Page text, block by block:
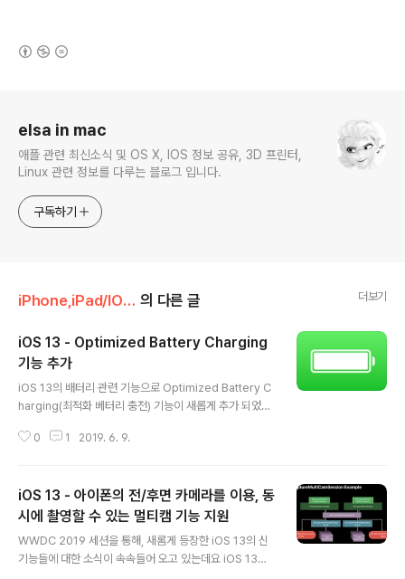
elsa in mac
애플 관련 최신소식 및 OS X, IOS 정보 공유, 3D 프린터,
Linux 관련 정보를 다루는 블로그 입니다.
구독하기
iPhone,iPad/IOS , iPadOS 13 의 다른 글 더보기
iOS 13 - Optimized Battery Charging
기능 추가
iOS 13의 배터리 관련 기능으로 Optimized Battery C
harging(최적화 베터리 충전) 기능이 새롭게 추가 되었습
충전 패턴을 학습하고, 배터리 수명을 개선하기 위해 아시
까지 최대한 빨리 충전하는 급속충전 방식을 따르고, 나머
지 20%는 세류 충전이라고 해서 천천히 미세하게 충전하
여 100% 충전을 하는 방식을 사용합니다. 소위 80:20 R
ule 이라는 것이죠. 리튬이온 배터리를 오래 사용하기 위해
0 1 2019. 6. 9.
iOS 13 - 아이폰의 전/후면 카메라를 이용, 동
시에 촬영할 수 있는 멀티캠 기능 지원
WWDC 2019 세션을 통해, 새롬게 등장한 iOS 13의 신
기능들에 대한 소식이 속속들어 오고 있는데요 iOS 13은